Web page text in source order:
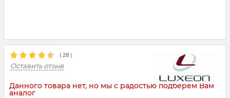
( 28 )
Оставить отзыв
Данного товара нет, но мы с радостью подберем Вам
аналог